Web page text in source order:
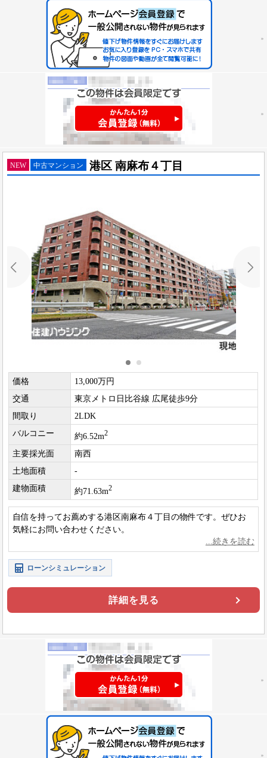
NEW 中古マンション 港区 南麻布４丁目
価格
13,000万円
交通
東京メトロ日比谷線 広尾徒歩9分
間取り
2LDK
バルコニー
約6.52m2
主要採光面
南西
土地面積
-
建物面積
約71.63m2
自信を持ってお薦めする港区南麻布４丁目の物件です。ぜひお
気軽にお問い合わせください。
ローンシミュレーション
詳細を見る